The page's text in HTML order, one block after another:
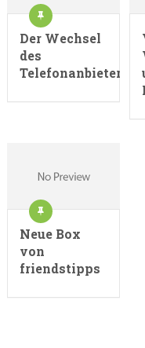
Der Wechsel
des
Telefonanbieters
Neue Box
von
friendstipps